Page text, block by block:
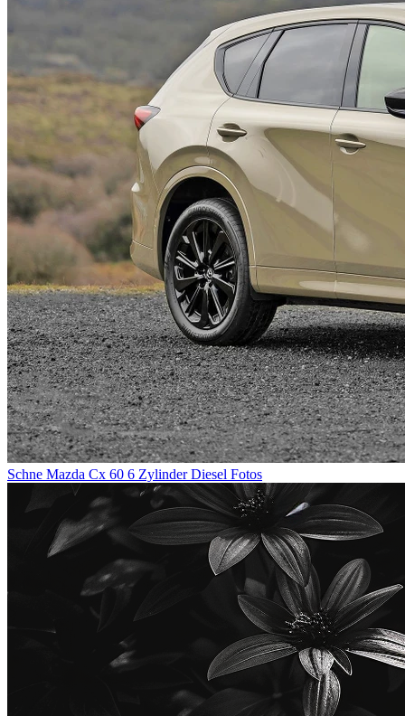
Schne Mazda Cx 60 6 Zylinder Diesel Fotos